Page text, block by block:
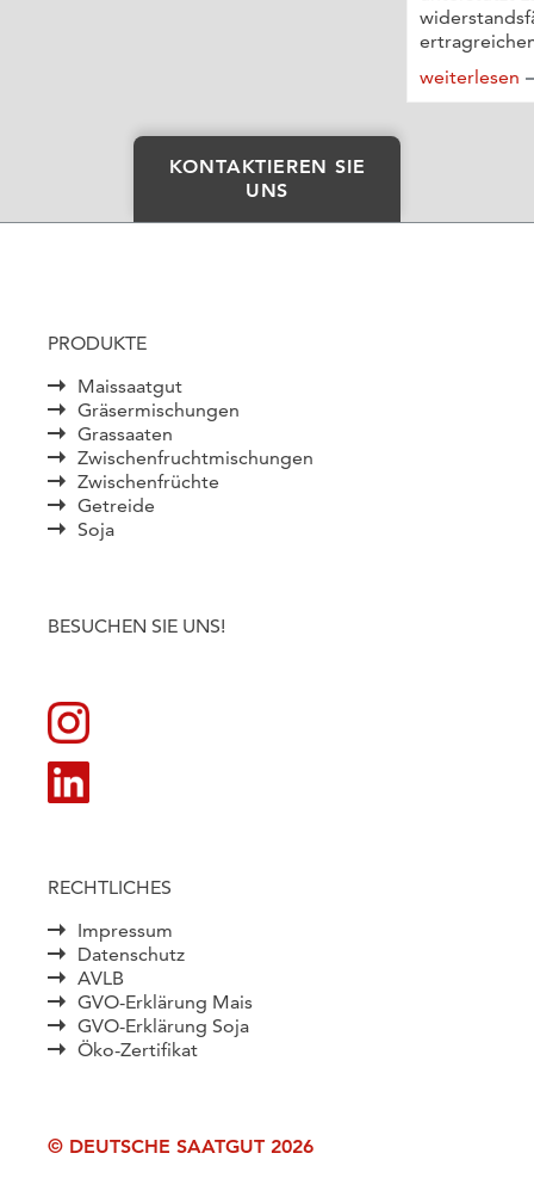
weiterlesen
KONTAKTIEREN SIE
UNS
PRODUKTE
Maissaatgut
Gräsermischungen
Grassaaten
Zwischenfruchtmischungen
Zwischenfrüchte
Getreide
Soja
BESUCHEN SIE UNS!
RECHTLICHES
Impressum
Datenschutz
AVLB
GVO-Erklärung Mais
GVO-Erklärung Soja
Öko-Zertifikat
© DEUTSCHE SAATGUT 2026